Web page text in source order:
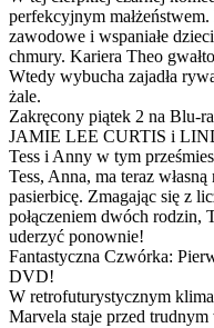
perfekcyjnym
zawodowe i wspaniałe
chmury. Kariera Theo
Wtedy wybucha zajadła
żale.
Zakręcony piątek 2 na Blu-
JAMIE LEE CURTIS i
Tess i Anny w tym
Tess, Anna, ma teraz
pasierbicę. Zmagając się z
połączeniem dwóch rodzin,
uderzyć ponownie!
Fantastyczna Czwórka:
DVD!
W retrofuturystycznym
Marvela staje przed